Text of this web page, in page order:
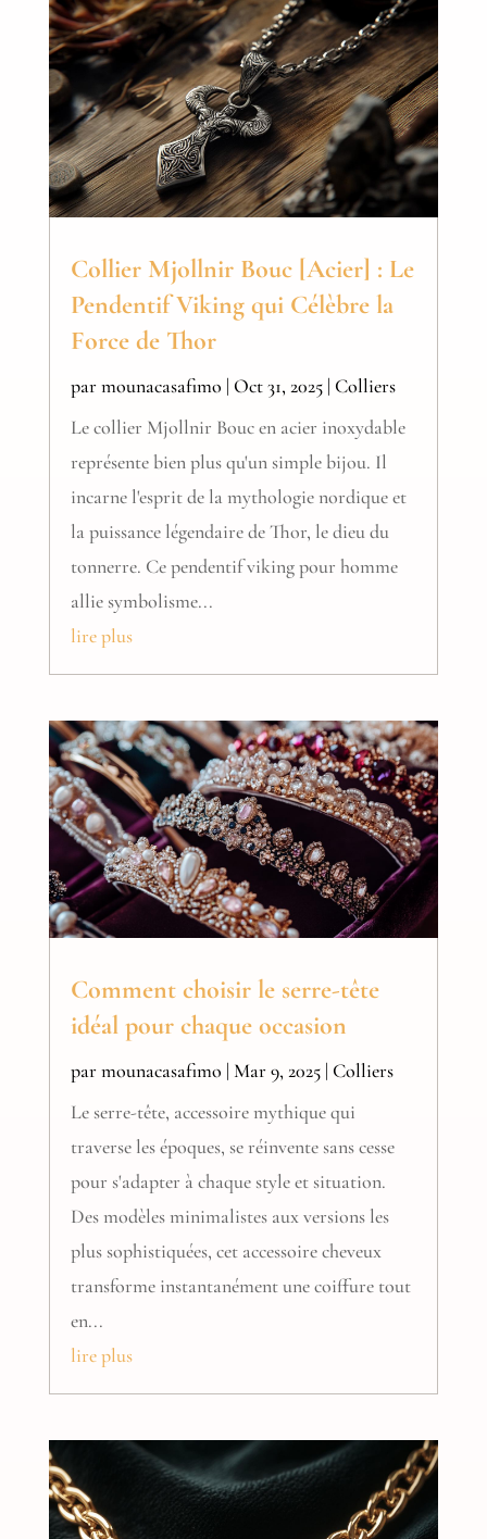
Collier Mjollnir Bouc [Acier] : Le
Pendentif Viking qui Célèbre la
Force de Thor
parmounacasafimo | Oct 31, 2025| Colliers
Le collier Mjollnir Bouc en acier inoxydable
représente bien plus qu'un simple bijou. Il
incarne l'esprit de la mythologie nordique et
la puissance légendaire de Thor, le dieu du
tonnerre. Ce pendentif viking pour homme
allie symbolisme...
lire plus
Comment choisir le serre-tête
idéal pour chaque occasion
parmounacasafimo | Mar 9, 2025| Colliers
Le serre-tête, accessoire mythique qui
traverse les époques, se réinvente sans cesse
pour s'adapter à chaque style et situation.
Des modèles minimalistes aux versions les
plus sophistiquées, cet accessoire cheveux
transforme instantanément une coiffure tout
en...
lire plus